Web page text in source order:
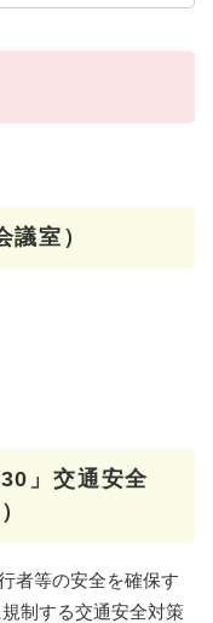
室）
」交通安全
者等の安全を確保す
制する交通安全対策